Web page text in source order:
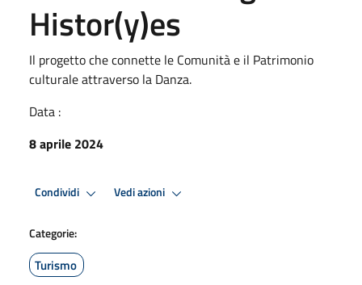
Histor(y)es
Il progetto che connette le Comunità e il Patrimonio
culturale attraverso la Danza.
Data :
8 aprile 2024
Condividi Vedi azioni
Categorie:
Turismo